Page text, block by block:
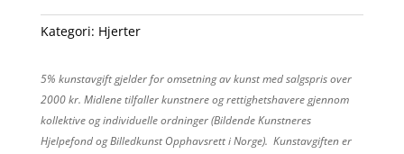
Kategori: Hjerter
5% kunstavgift gjelder for omsetning av kunst med salgspris over
2000 kr. Midlene tilfaller kunstnere og rettighetshavere gjennom
kollektive og individuelle ordninger (Bildende Kunstneres
Hjelpefond og Billedkunst Opphavsrett i Norge). Kunstavgiften er